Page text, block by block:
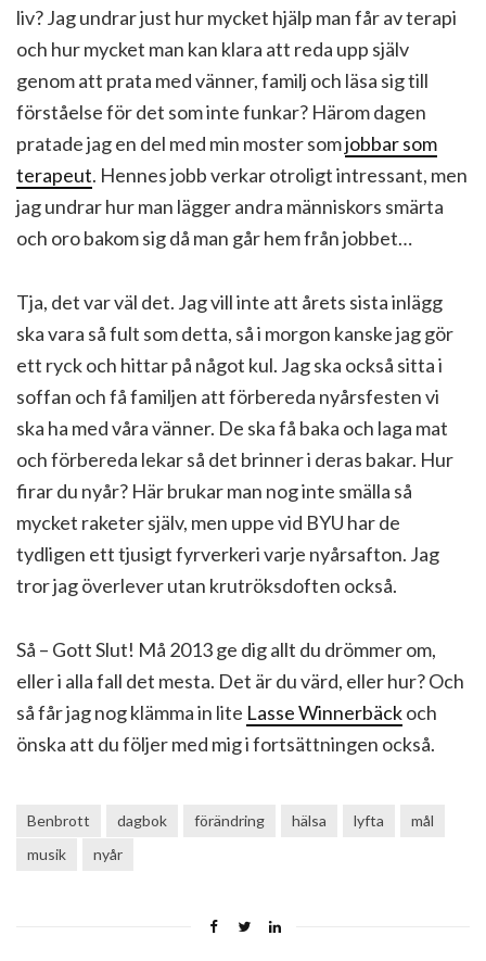
liv? Jag undrar just hur mycket hjälp man får av terapi
och hur mycket man kan klara att reda upp själv
genom att prata med vänner, familj och läsa sig till
förståelse för det som inte funkar? Härom dagen
pratade jag en del med min moster somjobbar som
terapeut. Hennes jobb verkar otroligt intressant, men
jag undrar hur man lägger andra människors smärta
och oro bakom sig då man går hem från jobbet…
Tja, det var väl det. Jag vill inte att årets sista inlägg
ska vara så fult som detta, så i morgon kanske jag gör
ett ryck och hittar på något kul. Jag ska också sitta i
soffan och få familjen att förbereda nyårsfesten vi
ska ha med våra vänner. De ska få baka och laga mat
och förbereda lekar så det brinner i deras bakar. Hur
firar du nyår? Här brukar man nog inte smälla så
mycket raketer själv, men uppe vid BYU har de
tydligen ett tjusigt fyrverkeri varje nyårsafton. Jag
tror jag överlever utan krutröksdoften också.
Så – Gott Slut! Må 2013 ge dig allt du drömmer om,
eller i alla fall det mesta. Det är du värd, eller hur? Och
så får jag nog klämma in lite Lasse Winnerbäckoch
önska att du följer med mig i fortsättningen också.
Benbrott dagbok förändring hälsa lyfta
mål
musik
nyår